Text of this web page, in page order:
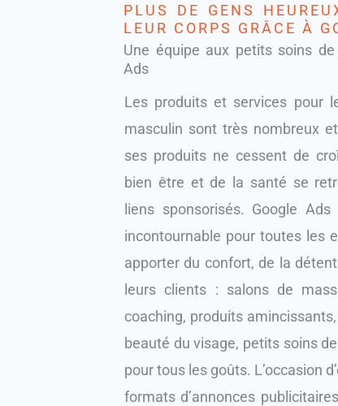
PLUS DE GENS
LEUR CORPS GRÂCE À
Une équipe aux petits soins
Ads
Les produits et services pour
masculin sont très nombreux
ses produits ne cessent de
bien être et de la santé se
liens sponsorisés. Google
incontournable pour toutes les
apporter du confort, de la
leurs clients : salons de
coaching, produits
beauté du visage, petits soins
pour tous les goûts. L’occasion
formats d’annonces